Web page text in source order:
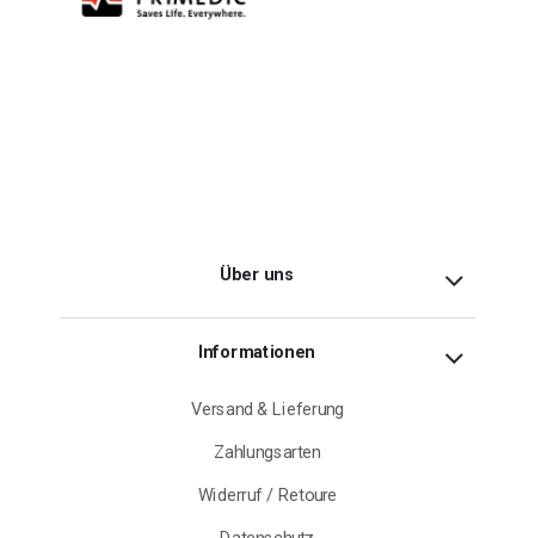
Über uns
Informationen
Versand & Lieferung
Zahlungsarten
Widerruf / Retoure